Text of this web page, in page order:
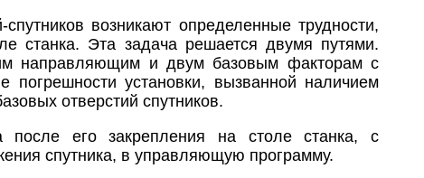
возникают определенные трудности,
станка. Эта задача решается двумя путями.
направляющим и двум базовым факторам с
установки, вызванной наличием
отверстий спутников.
его закрепления на столе станка, с
спутника, в управляющую программу.